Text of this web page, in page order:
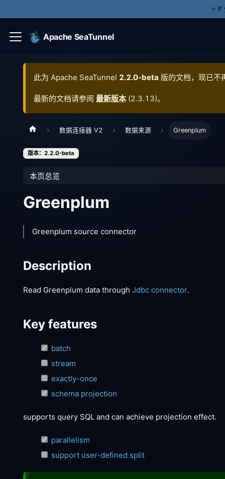
⭐️
Apache SeaTunnel
此为 Apache SeaTunnel 2.2.0-beta 版的文档，现已不
最新的文档请参阅 最新版本 (2.3.13)。
数据连接器 V2 数据来源 Greenplum
版本：2.2.0-beta
本页总览
Greenplum
Greenplum source connector
Description
Read Greenplum data through Jdbc connector.
Key features
batch
stream
exactly-once
schema projection
supports query SQL and can achieve projection effect.
parallelism
support user-defined split